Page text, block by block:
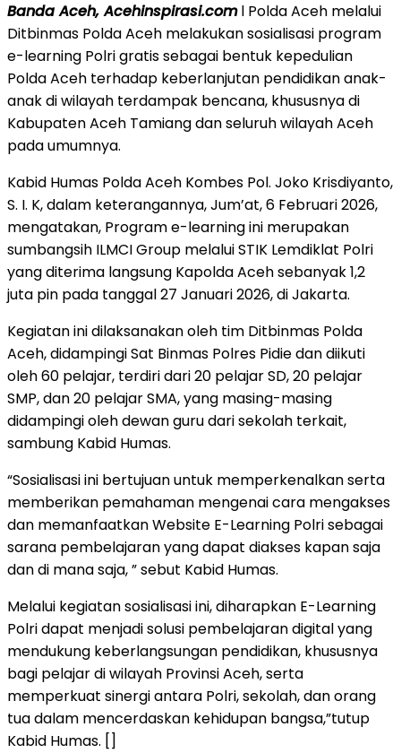
Banda Aceh, Acehinspirasi.coml Polda Aceh melalui
Ditbinmas Polda Aceh melakukan sosialisasi program
e-learning Polri gratis sebagai bentuk kepedulian
Polda Aceh terhadap keberlanjutan pendidikan anak-
anak di wilayah terdampak bencana, khususnya di
Kabupaten Aceh Tamiang dan seluruh wilayah Aceh
pada umumnya.
Kabid Humas Polda Aceh Kombes Pol. Joko Krisdiyanto,
S. I. K, dalam keterangannya, Jum’at, 6 Februari 2026,
mengatakan, Program e-learning ini merupakan
sumbangsih ILMCI Group melalui STIK Lemdiklat Polri
yang diterima langsung Kapolda Aceh sebanyak 1,2
juta pin pada tanggal 27 Januari 2026, di Jakarta.
Kegiatan ini dilaksanakan oleh tim Ditbinmas Polda
Aceh, didampingi Sat Binmas Polres Pidie dan diikuti
oleh 60 pelajar, terdiri dari 20 pelajar SD, 20 pelajar
SMP, dan 20 pelajar SMA, yang masing-masing
didampingi oleh dewan guru dari sekolah terkait,
sambung Kabid Humas.
“Sosialisasi ini bertujuan untuk memperkenalkan serta
memberikan pemahaman mengenai cara mengakses
dan memanfaatkan Website E-Learning Polri sebagai
sarana pembelajaran yang dapat diakses kapan saja
dan di mana saja, ” sebut Kabid Humas.
Melalui kegiatan sosialisasi ini, diharapkan E-Learning
Polri dapat menjadi solusi pembelajaran digital yang
mendukung keberlangsungan pendidikan, khususnya
bagi pelajar di wilayah Provinsi Aceh, serta
memperkuat sinergi antara Polri, sekolah, dan orang
tua dalam mencerdaskan kehidupan bangsa,”tutup
Kabid Humas. []